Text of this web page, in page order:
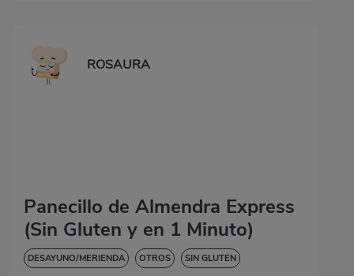
ROSAURA
Panecillo de Almendra Express
(Sin Gluten y en 1 Minuto)
DESAYUNO/MERIENDA OTROS SIN GLUTEN